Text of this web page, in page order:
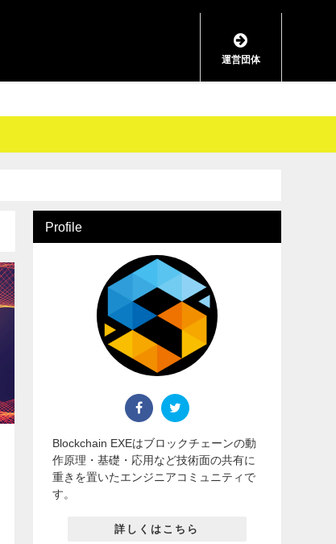
運営団体
Profile
Blockchain EXEはブロックチェーンの動
作原理・基礎・応用など技術面の共有に
重きを置いたエンジニアコミュニティで
す。
詳しくはこちら